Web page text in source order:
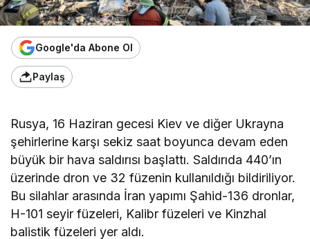
Google'da Abone Ol
Paylaş
Rusya, 16 Haziran gecesi Kiev ve diğer Ukrayna
şehirlerine karşı sekiz saat boyunca devam eden
büyük bir hava saldırısı başlattı. Saldırıda 440’ın
üzerinde dron ve 32 füzenin kullanıldığı bildiriliyor.
Bu silahlar arasında İran yapımı Şahid-136 dronlar,
H-101 seyir füzeleri, Kalibr füzeleri ve Kinzhal
balistik füzeleri yer aldı.